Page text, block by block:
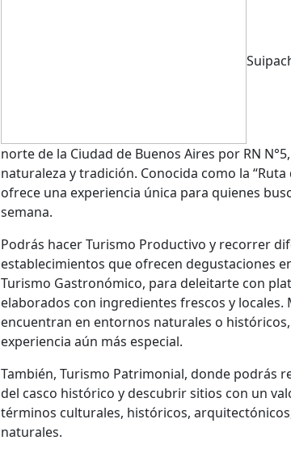
norte de la Ciudad de Buenos Aires por RN
naturaleza y tradición. Conocida como la “Ruta
ofrece una experiencia única para quienes
semana.
Podrás hacer Turismo Productivo y recorrer
establecimientos que ofrecen degustaciones
Turismo Gastronómico, para deleitarte con
elaborados con ingredientes frescos y locales.
encuentran en entornos naturales o
experiencia aún más especial.
También, Turismo Patrimonial, donde podrás
del casco histórico y descubrir sitios con un
términos culturales, históricos,
naturales.